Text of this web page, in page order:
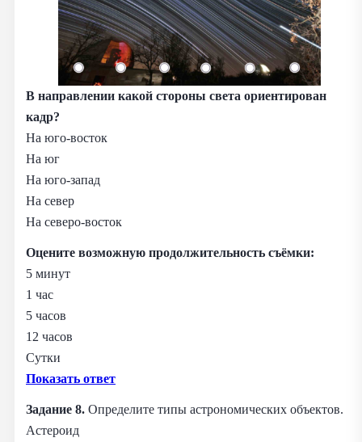
В направлении какой стороны света ориентирован
кадр?
На юго‑восток
На юг
На юго‑запад
На север
На северо‑восток
Оцените возможную продолжительность съёмки:
5 минут
1 час
5 часов
12 часов
Сутки
Показать ответ
Задание 8. Определите типы астрономических объектов.
Астероид